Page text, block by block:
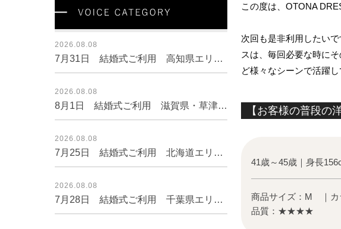
この度は、OTONA
次回も是非利用したい
スは、毎回必要な時に
ど様々なシーンで活躍
【お客様の普段の
41歳～45歳｜身長
商品サイズ：M ｜カ
品質：
2026.08.08
7月31日 結婚式ご利用 高知県エリア｜SR3-227MIX-M（3点セット(バッグ)）
2026.08.08
8月1日 結婚式ご利用 滋賀県・草津エリア｜H3-431BL-L（3点セット(バッグ)）
2026.08.08
7月25日 結婚式ご利用 北海道エリア｜SR3-295NA-M（3点セット(バッグ)）
2026.08.08
7月28日 結婚式ご利用 千葉県エリア｜AB1-472CHC-M（ドレス単品）